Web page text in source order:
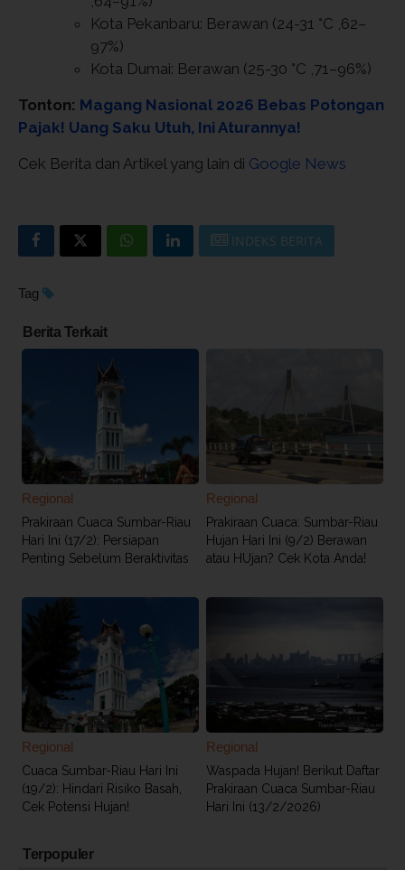
Kota Pekanbaru: Berawan (24-31 °C ,62–
97%)
Kota Dumai: Berawan (25-30 °C ,71–96%)
Tonton: Magang Nasional 2026 Bebas Potongan
Pajak! Uang Saku Utuh, Ini Aturannya!
Cek Berita dan Artikel yang lain di Google News
INDEKS BERITA
Tag
Berita Terkait
Regional
Prakiraan Cuaca Sumbar-Riau
Hari Ini (17/2): Persiapan
Penting Sebelum Beraktivitas
Regional
Prakiraan Cuaca: Sumbar-Riau
Hujan Hari Ini (9/2) Berawan
atau HUjan? Cek Kota Anda!
Regional
Cuaca Sumbar-Riau Hari Ini
(19/2): Hindari Risiko Basah,
Cek Potensi Hujan!
Regional
Waspada Hujan! Berikut Daftar
Prakiraan Cuaca Sumbar-Riau
Hari Ini (13/2/2026)
Terpopuler